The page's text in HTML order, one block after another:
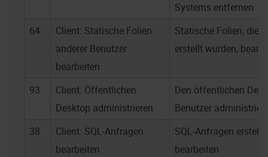
Systems entfernen
64
Client: Statische Folien
anderer Benutzer
bearbeiten
Statische Folien, die
erstellt wurden,
93
Client: Öffentlichen
Desktop administrieren
Den öffentlichen
Benutzer
38
Client: SQL-Anfragen
bearbeiten
SQL-Anfragen
bearbeiten